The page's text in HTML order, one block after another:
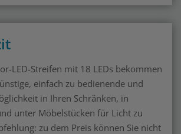
LED-Streifen mit 18 LEDs bekommen
einfach zu bedienende und
in Ihren Schränken, in
unter Möbelstücken für Licht zu
zu dem Preis können Sie nicht